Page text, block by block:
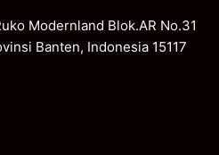
Modernland Blok.AR No.31
Banten, Indonesia 15117